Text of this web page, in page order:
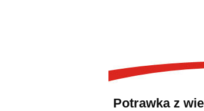
Potrawka z